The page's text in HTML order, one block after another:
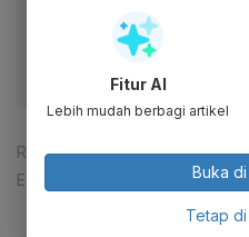
fitur menarik lainnya lewat
Reporter: Andi M. Arief
Editor:
Tia Dwitiani
Fitur AI
Lebih mudah berbagi artikel
Buka
Tetap